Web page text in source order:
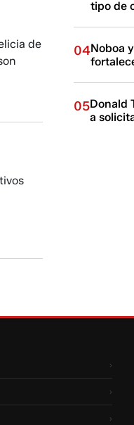
de
tipo de
04Noboa
05Donald
a
›
›
›